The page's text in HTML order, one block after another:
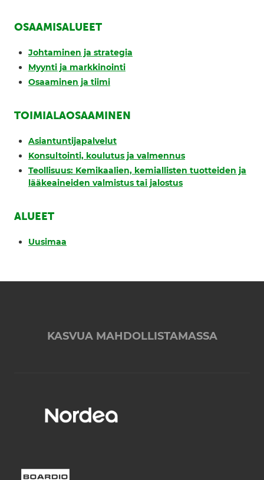
OSAAMISALUEET
Johtaminen ja strategia
Myynti ja markkinointi
Osaaminen ja tiimi
TOIMIALAOSAAMINEN
Asiantuntijapalvelut
Konsultointi, koulutus ja valmennus
Teollisuus: Kemikaalien, kemiallisten tuotteiden ja
lääkeaineiden valmistus tai jalostus
ALUEET
Uusimaa
KASVUA MAHDOLLISTAMASSA